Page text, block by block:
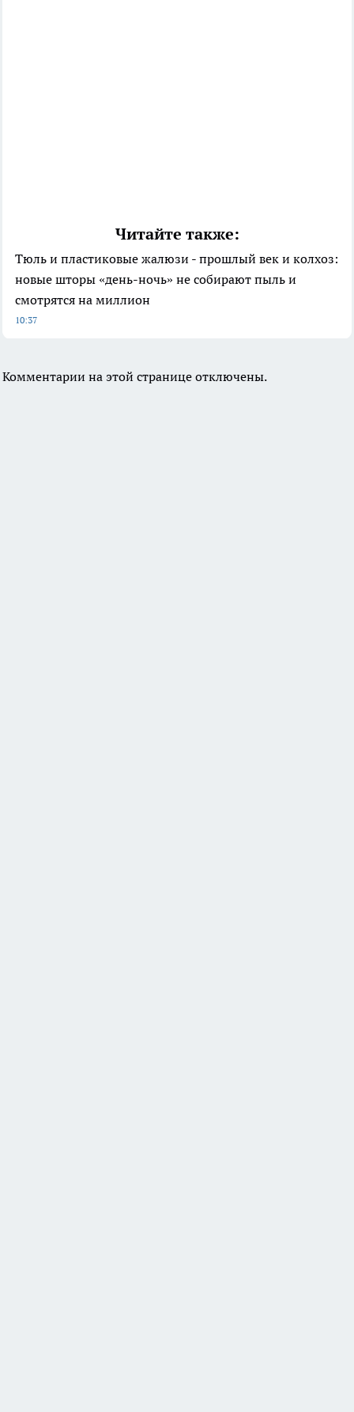
Читайте также:
Тюль и пластиковые жалюзи - прошлый век и колхоз:
новые шторы «день-ночь» не собирают пыль и
смотрятся на миллион
10:37
Комментарии на этой странице отключены.